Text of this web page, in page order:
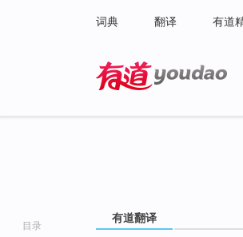
词典 翻译 有道
目录
有道翻译